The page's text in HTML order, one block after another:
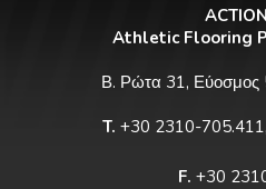
Athletic Flooring
Β. Ρώτα 31, Εύοσμος
T. +30 2310-
F. +30